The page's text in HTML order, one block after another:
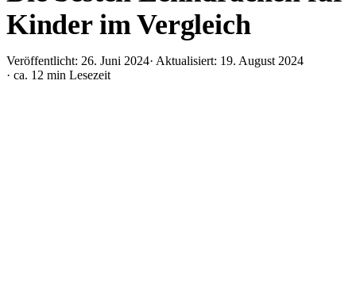
Kinder im Vergleich
Veröffentlicht: 26. Juni 2024· Aktualisiert: 19. August 2024
· ca. 12 min Lesezeit